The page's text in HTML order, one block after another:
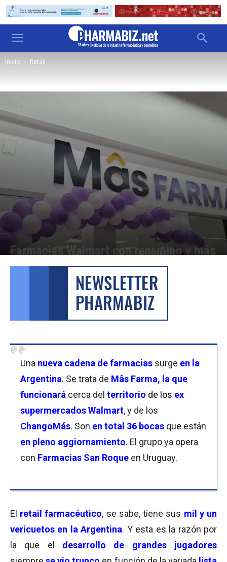
Inicio Retail
Farmacias Walmart con renaming y más
Por Cristina Kroll / Christian Atance - 25/08/2022 18:00
Una nueva cadena de farmacias surge en la
Argentina. Se trata de Mâs Farma, la que
funcionará cerca del territorio de los ex
supermercados Walmart, y de los
ChangoMás. Son en total 36 bocas que están
en pleno aggiornamiento. El grupo ya opera
con Farmacias San Roque en Uruguay.
El retail farmacéutico, se sabe, tiene sus mil y un
vericuetos en la Argentina. Y esta es la razón por
la que el desarrollo de grandes jugadores